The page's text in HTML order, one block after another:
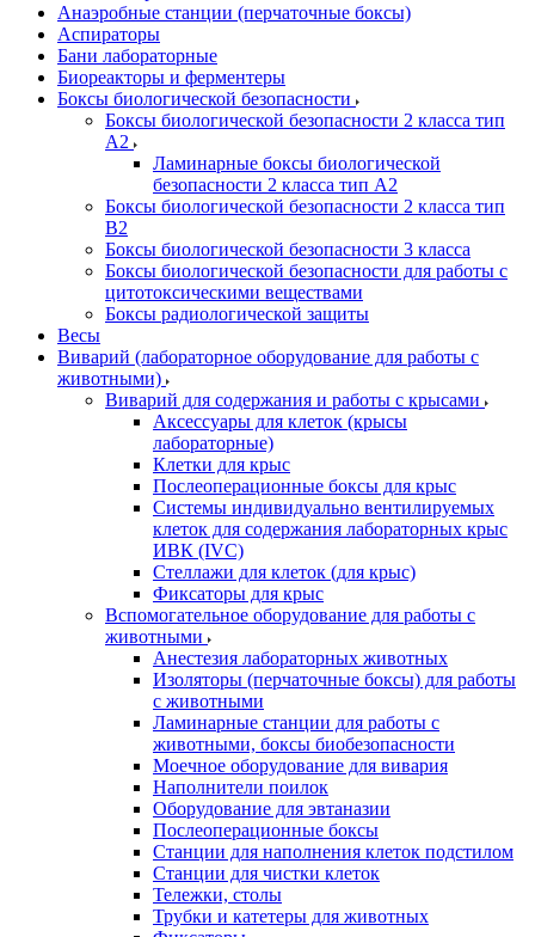
Анаэробные станции (перчаточные боксы)
Аспираторы
Бани лабораторные
Биореакторы и ферментеры
Боксы биологической безопасности
Боксы биологической безопасности 2 класса тип
A2
Ламинарные боксы биологической
безопасности 2 класса тип A2
Боксы биологической безопасности 2 класса тип
B2
Боксы биологической безопасности 3 класса
Боксы биологической безопасности для работы с
цитотоксическими веществами
Боксы радиологической защиты
Весы
Виварий (лабораторное оборудование для работы с
животными)
Виварий для содержания и работы с крысами
Аксессуары для клеток (крысы
лабораторные)
Клетки для крыс
Послеоперационные боксы для крыс
Системы индивидуально вентилируемых
клеток для содержания лабораторных крыс
ИВК (IVC)
Стеллажи для клеток (для крыс)
Фиксаторы для крыс
Вспомогательное оборудование для работы с
животными
Анестезия лабораторных животных
Изоляторы (перчаточные боксы) для работы
с животными
Ламинарные станции для работы с
животными, боксы биобезопасности
Моечное оборудование для вивария
Наполнители поилок
Оборудование для эвтаназии
Послеоперационные боксы
Станции для наполнения клеток подстилом
Станции для чистки клеток
Тележки, столы
Трубки и катетеры для животных